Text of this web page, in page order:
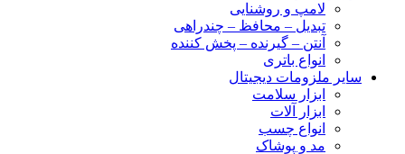
لامپ و روشنایی
تبدیل – محافظ – چندراهی
آنتن – گیرنده – پخش کننده
انواع باتری
سایر ملزومات دیجیتال
ابزار سلامت
ابزار آلات
انواع چسب
مد و پوشاک